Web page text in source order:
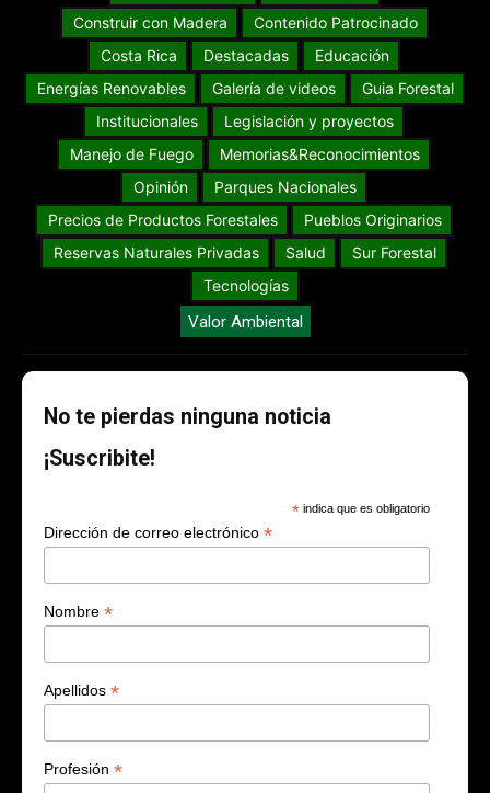
Construir con Madera
Contenido Patrocinado
Costa Rica
Destacadas
Educación
Energías Renovables
Galería de videos
Guia Forestal
Institucionales
Legislación y proyectos
Manejo de Fuego
Memorias&Reconocimientos
Opinión
Parques Nacionales
Precios de Productos Forestales
Pueblos Originarios
Reservas Naturales Privadas
Salud
Sur Forestal
Tecnologías
Valor Ambiental
No te pierdas ninguna noticia
¡Suscribite!
* indica que es obligatorio
Dirección de correo electrónico *
Nombre *
Apellidos *
Profesión *